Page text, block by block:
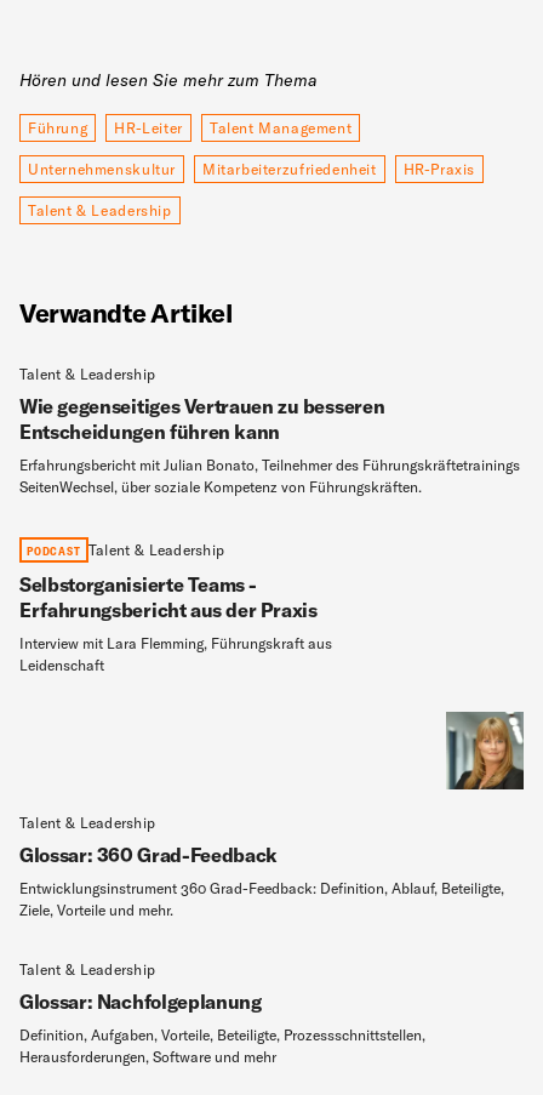
Hören und lesen Sie mehr zum Thema
Führung HR-Leiter Talent Management
Unternehmenskultur Mitarbeiterzufriedenheit HR-Praxis
Talent & Leadership
Verwandte Artikel
Talent & Leadership
Wie gegenseitiges Vertrauen zu besseren
Entscheidungen führen kann
Erfahrungsbericht mit Julian Bonato, Teilnehmer des Führungskräftetrainings
SeitenWechsel, über soziale Kompetenz von Führungskräften.
PODCAST Talent & Leadership
Selbstorganisierte Teams -
Erfahrungsbericht aus der Praxis
Interview mit Lara Flemming, Führungskraft aus
Leidenschaft
Talent & Leadership
Glossar: 360 Grad-Feedback
Entwicklungsinstrument 360 Grad-Feedback: Definition, Ablauf, Beteiligte,
Ziele, Vorteile und mehr.
Talent & Leadership
Glossar: Nachfolgeplanung
Definition, Aufgaben, Vorteile, Beteiligte, Prozessschnittstellen,
Herausforderungen, Software und mehr